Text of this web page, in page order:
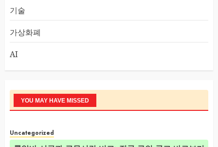
기술
가상화폐
AI
YOU MAY HAVE MISSED
Uncategorized